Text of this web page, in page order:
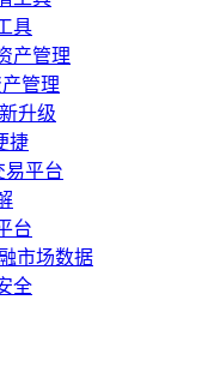
具
产管理
管理
升级
捷
易平台
台
市场数据
全